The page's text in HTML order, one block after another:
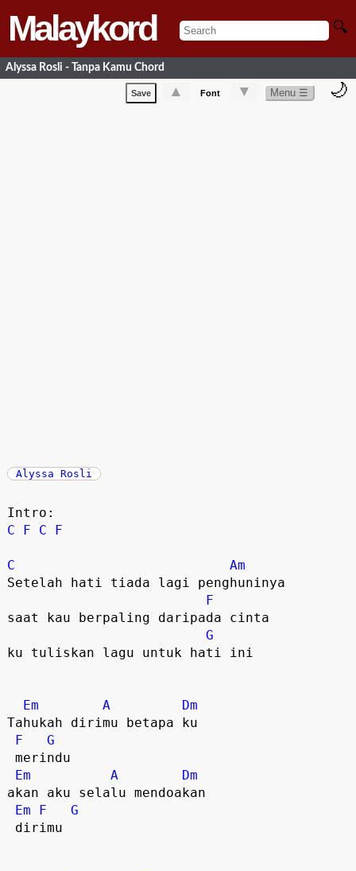
Malaykord 🔍
Alyssa Rosli - Tanpa Kamu Chord
Save ▲ Font ▼ Menu ☰ 🌙
Alyssa Rosli
C
F C F
C
Am
Setelah hati tiada lagi penghuninya
F
saat kau berpaling daripada cinta
G
ku tuliskan lagu untuk hati ini
Em A
Dm
Tahukah dirimu betapa ku
F
G
Em
A
Dm
akan aku selalu mendoakan
Em
F
G